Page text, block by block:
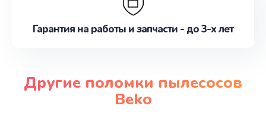
Гарантия на работы и запчасти - до 3-х лет
Другие поломки пылесосов
Beko